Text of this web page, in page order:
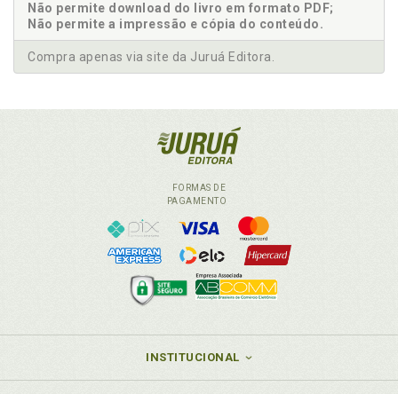
Não permite download do livro em formato PDF;
Não permite a impressão e cópia do conteúdo.
Compra apenas via site da Juruá Editora.
FORMAS DE
PAGAMENTO
INSTITUCIONAL